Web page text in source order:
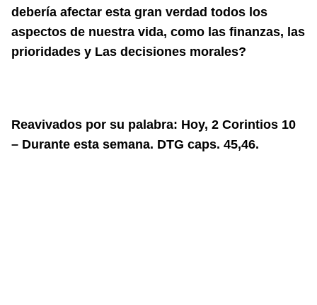
debería afectar esta gran verdad todos los
aspectos de nuestra vida, como las finanzas, las
prioridades y Las decisiones morales?
Reavivados por su palabra: Hoy, 2 Corintios 10
– Durante esta semana. DTG caps. 45,46.